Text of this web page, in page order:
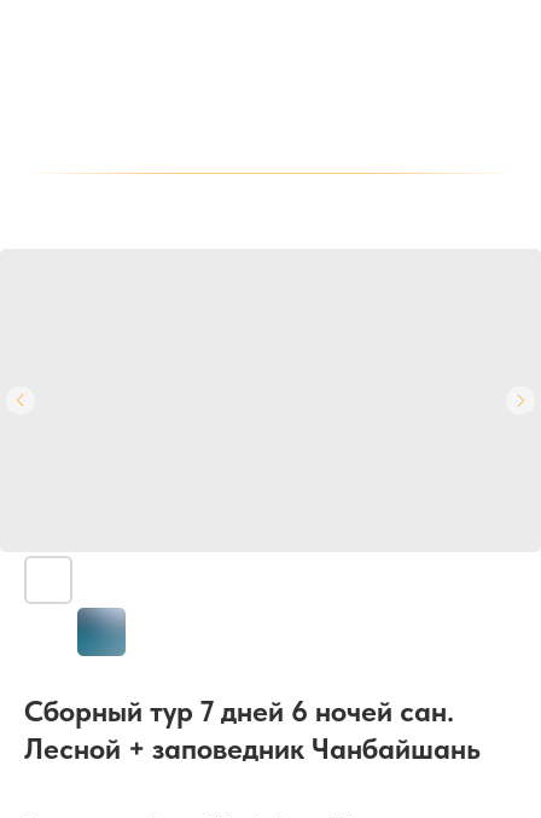
Сборный тур 7 дней 6 ночей сан.
Лесной + заповедник Чанбайшань